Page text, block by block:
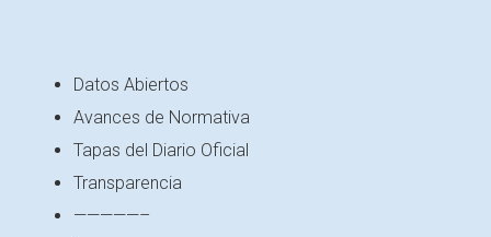
Datos Abiertos
Avances de Normativa
Tapas del Diario Oficial
Transparencia
—————–